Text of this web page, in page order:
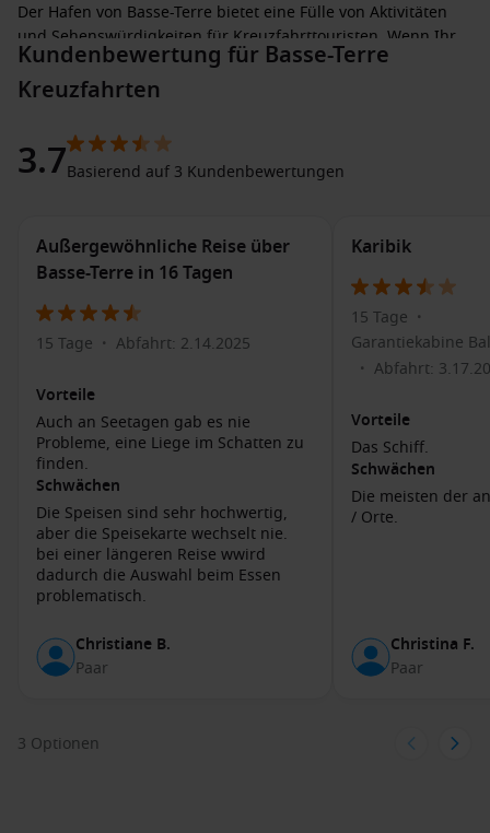
Der Hafen von Basse-Terre bietet eine Fülle von Aktivitäten
und Sehenswürdigkeiten für Kreuzfahrttouristen. Wenn Ihr
Schiff anlegt, können Sie die Altstadt mit ihren bunten
Häusern und dem charmanten Marktplatz erkunden, wo
handgefertigten Souvenirs anbieten.
Ein Highlight ist der Besuch des Nationalparks La Grande
atemberaubende Ausblicke, sondern auch die Möglichkeit,
die einzigartigen Pflanzen- und Tierarten der Region zu
beobachten. Für Naturliebhaber gibt es zahlreiche
Wanderwege, die durch üppige Regenwälder führen.
Weitere Aktivitäten, die Sie als Kreuzfahrtpassagier in Basse-
Terre unternehmen können, sind der Besuch der
wunderschönen Strände, wie dem „Plage de la Rosette“, oder
Schnorchelausflüge zu den Korallenriffen, die die Küste
umgeben. Auch ein Stadtbummel durch die charmanten
Gassen von Basse-Terre ist sehr empfehlenswert.
Häfen, die Sie möglicherweise vor oder nach
Basse-Terre besuchen
bekannt für ihre natürliche Schönheit und Wasserfälle.
Besuchen Sie die beeindruckenden Trafalgar Falls oder die
Mischung aus Geschichte und Kultur, wo Sie die
Kundenbewertung für Basse-Terre
Kreuzfahrten
3.7Basierend auf 3 Kundenbewertungen
Außergewöhnliche Reise über
Basse-Terre in 16 Tagen
15 Tage • Abfahrt: 2.14.2025
Vorteile
Auch an Seetagen gab es nie
Probleme, eine Liege im Schatten zu
finden.
Schwächen
Die Speisen sind sehr hochwertig,
aber die Speisekarte wechselt nie.
bei einer längeren Reise wwird
dadurch die Auswahl beim Essen
problematisch.
Christiane B.
Paar
Karibik
15 Tage •
Garantiekabine
• Abfahrt:
Vorteile
Das Schiff.
Schwächen
Die meisten der
/ Orte.
Christina F.
Paar
3 Optionen